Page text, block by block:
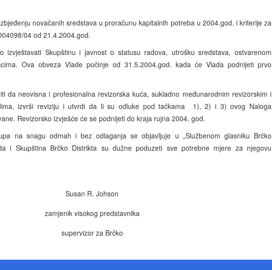
novačanih sredstava u proračunu kapitalnih potreba u 2004.god. i kriterije za
04 od 21.4.2004.god.
izvještavati Skupštinu i javnost o statusu radova, utrošku sredstava, ostvarenom
Ova obveza Vlade počinje od 31.5.2004.god. kada će Vlada podnijeti prvo
da neovisna i profesionalna revizorska kuća, sukladno međunarodnim revizorskim i
izvrši reviziju i utvrdi da li su odluke pod tačkama 1), 2) i 3) ovog Naloga
Revizorsko izvješće će se podnijeti do kraja rujna 2004. god.
na snagu odmah i bez odlaganja se objavljuje u „Službenom glasniku Brčko
i Skupština Brčko Distrikta su dužne poduzeti sve potrebne mjere za njegovu
Susan R. Johson
zamjenik visokog predstavnika
supervizor za Brčko